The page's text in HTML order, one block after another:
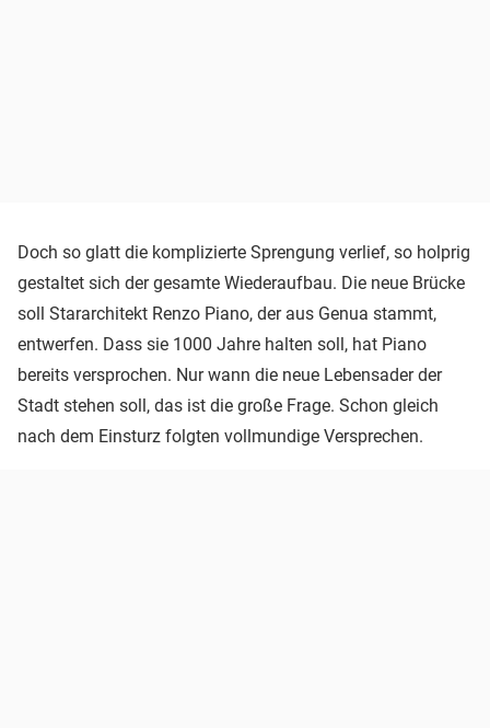
Doch so glatt die komplizierte Sprengung verlief, so holprig
gestaltet sich der gesamte Wiederaufbau. Die neue Brücke
soll Stararchitekt Renzo Piano, der aus Genua stammt,
entwerfen. Dass sie 1000 Jahre halten soll, hat Piano
bereits versprochen. Nur wann die neue Lebensader der
Stadt stehen soll, das ist die große Frage. Schon gleich
nach dem Einsturz folgten vollmundige Versprechen.